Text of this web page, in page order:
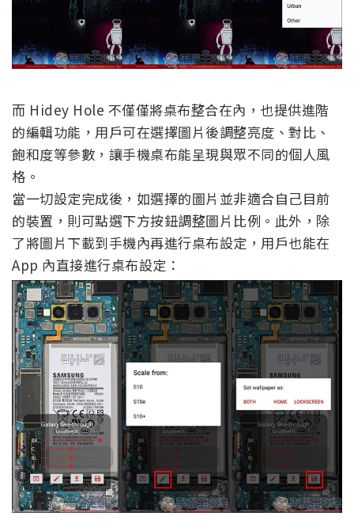
而 Hidey Hole 不僅僅將桌布整合在內，也提供進階
的編輯功能，用戶可在選擇圖片後調整亮度、對比、
飽和度等參數，讓手機桌布能呈現與眾不同的個人風
格。
當一切設定完成後，如選擇的圖片並非適合自己目前
的裝置，則可點選下方按鈕調整圖片比例。此外，除
了將圖片下載到手機內再進行桌布設定，用戶也能在
App 內直接進行桌布設定：